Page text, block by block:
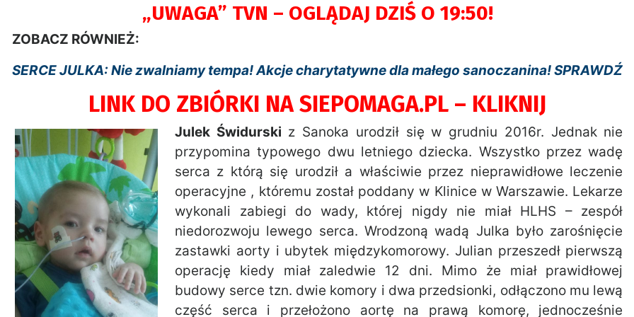
„UWAGA” TVN – OGLĄDAJ DZIŚ O 19:50!
ZOBACZ RÓWNIEŻ:
SERCE JULKA: Nie zwalniamy tempa! Akcje charytatywne dla małego sanoczanina! SPRAWDŹ
LINK DO ZBIÓRKI NA SIEPOMAGA.PL – KLIKNIJ
Julek Świdurski z Sanoka urodził się w grudniu 2016r. Jednak nie
przypomina typowego dwu letniego dziecka. Wszystko przez wadę
serca z którą się urodził a właściwie przez nieprawidłowe leczenie
operacyjne , któremu został poddany w Klinice w Warszawie. Lekarze
wykonali zabiegi do wady, której nigdy nie miał HLHS – zespół
niedorozwoju lewego serca. Wrodzoną wadą Julka było zarośnięcie
zastawki aorty i ubytek międzykomorowy. Julian przeszedł pierwszą
operację kiedy miał zaledwie 12 dni. Mimo że miał prawidłowej
budowy serce tzn. dwie komory i dwa przedsionki, odłączono mu lewą
część serca i przełożono aortę na prawą komorę, jednocześnie